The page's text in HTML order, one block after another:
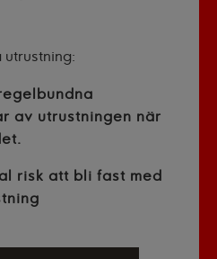
av utrustningen när
risk att bli fast med